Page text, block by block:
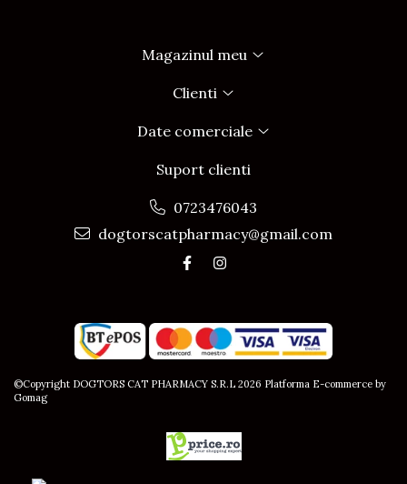
Magazinul meu
Clienti
Date comerciale
Suport clienti
0723476043
dogtorscatpharmacy@gmail.com
©Copyright DOGTORS CAT PHARMACY S.R.L 2026 Platforma E-commerce by
Gomag